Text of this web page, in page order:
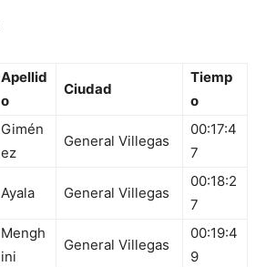
Apellid
o
Ciudad
Tiemp
o
Gimén
ez
General Villegas
00:17:4
7
Ayala General Villegas
00:18:2
7
Mengh
ini
General Villegas
00:19:4
9